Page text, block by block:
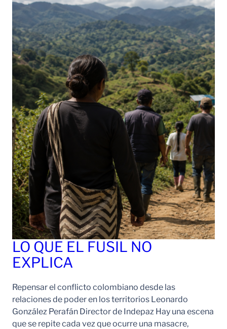
LO QUE EL FUSIL NO
EXPLICA
Repensar el conflicto colombiano desde las
relaciones de poder en los territorios Leonardo
González Perafán Director de Indepaz Hay una escena
que se repite cada vez que ocurre una masacre,